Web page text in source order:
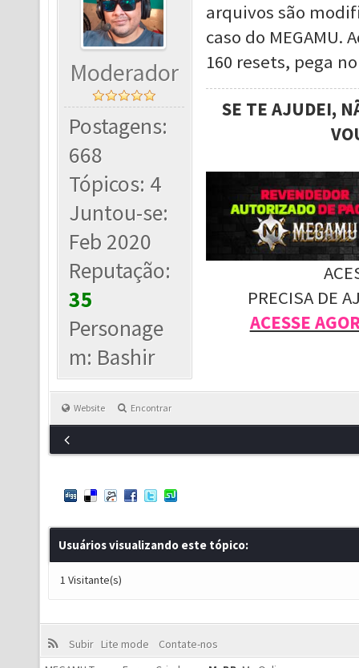
Moderador
Postagens:
668
Tópicos: 4
Juntou-se:
Feb 2020
Reputação:
35
Personage
m: Bashir
arquivos são
caso do MEGAMU.
160 resets, pega
SE TE AJUDEI,
PRECISA DE
ACESSE
Website Encontrar
Usuários visualizando este tópico:
1 Visitante(s)
Subir Lite mode
Contate-nos